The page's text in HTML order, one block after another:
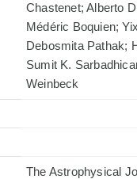
Chastenet; Alberto
Médéric Boquien;
Debosmita Pathak;
Sumit K.
Weinbeck
The Astrophysical